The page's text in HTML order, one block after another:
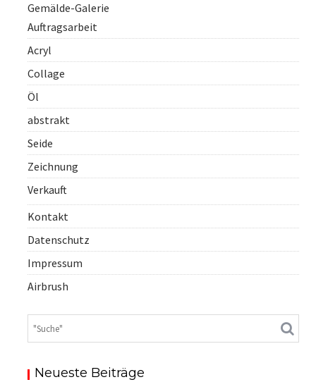
Gemälde-Galerie
Auftragsarbeit
Acryl
Collage
Öl
abstrakt
Seide
Zeichnung
Verkauft
Kontakt
Datenschutz
Impressum
Airbrush
Neueste Beiträge